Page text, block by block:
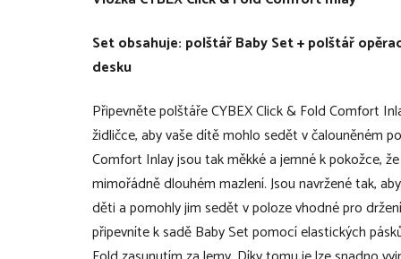
Set obsahuje: polštář Baby Set + polštář
desku
Připevněte polštáře CYBEX Click & Fold Comfort
židličce, aby vaše dítě mohlo sedět v čalouněném
Comfort Inlay jsou tak měkké a jemné k pokožce,
mimořádně dlouhém mazlení. Jsou navržené tak,
děti a pomohly jim sedět v poloze vhodné pro
připevníte k sadě Baby Set pomocí elastických